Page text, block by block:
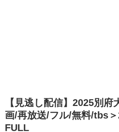
【見逃し配信】2025別
画/再放送/フル/無料/tbs
FULL